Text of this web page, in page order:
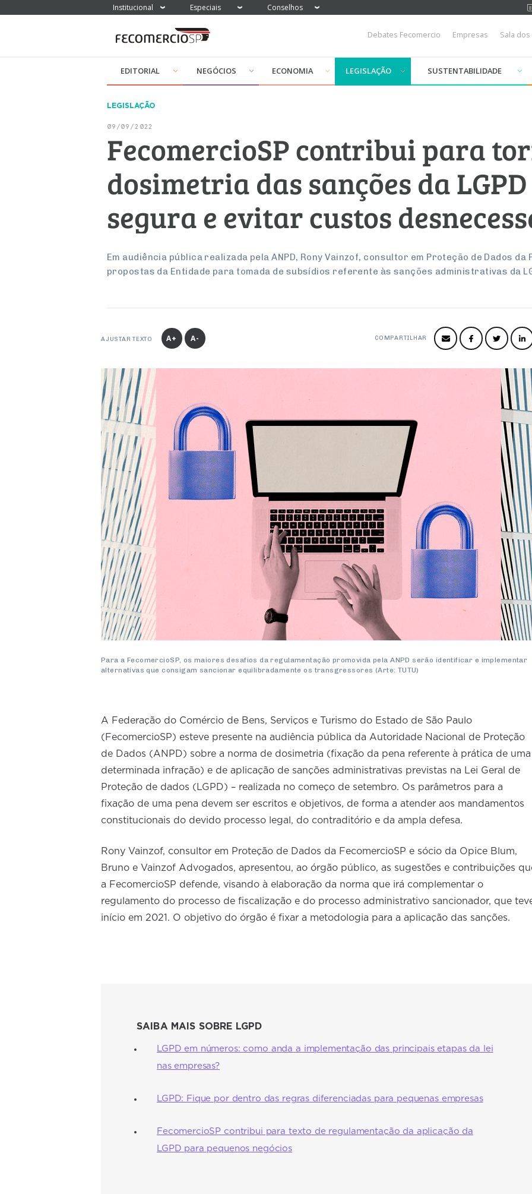
Institucional Especiais Conselhos
Debates Fecomercio Empresas Sala
EDITORIAL NEGÓCIOS ECONOMIA LEGISLAÇÃO SUSTENTABILIDADE
LEGISLAÇÃO
09/09/2022
FecomercioSP contribui para
dosimetria das sanções da
segura e evitar custos
Em audiência pública realizada pela ANPD, Rony Vainzof, consultor em Proteção de Dados
propostas da Entidade para tomada de subsídios referente às sanções administrativas da
AJUSTAR TEXTO A+ A- COMPARTILHAR
Para a FecomercioSP, os maiores desafios da regulamentação promovida pela ANPD serão identificar e implementar
alternativas que consigam sancionar equilibradamente os transgressores (Arte: TUTU)
A Federação do Comércio de Bens, Serviços e Turismo do Estado de São Paulo
(FecomercioSP) esteve presente na audiência pública da Autoridade Nacional de Proteção
de Dados (ANPD) sobre a norma de dosimetria (fixação da pena referente à prática de uma
determinada infração) e de aplicação de sanções administrativas previstas na Lei Geral de
Proteção de dados (LGPD) – realizada no começo de setembro. Os parâmetros para a
fixação de uma pena devem ser escritos e objetivos, de forma a atender aos mandamentos
constitucionais do devido processo legal, do contraditório e da ampla defesa.
Rony Vainzof, consultor em Proteção de Dados da FecomercioSP e sócio da Opice Blum,
Bruno e Vainzof Advogados, apresentou, ao órgão público, as sugestões e contribuições
a FecomercioSP defende, visando à elaboração da norma que irá complementar o
regulamento do processo de fiscalização e do processo administrativo sancionador, que
início em 2021. O objetivo do órgão é fixar a metodologia para a aplicação das sanções.
SAIBA MAIS SOBRE LGPD
LGPD em números: como anda a implementação das principais etapas da lei
nas empresas?
LGPD: Fique por dentro das regras diferenciadas para pequenas empresas
FecomercioSP contribui para texto de regulamentação da aplicação da
LGPD para pequenos negócios